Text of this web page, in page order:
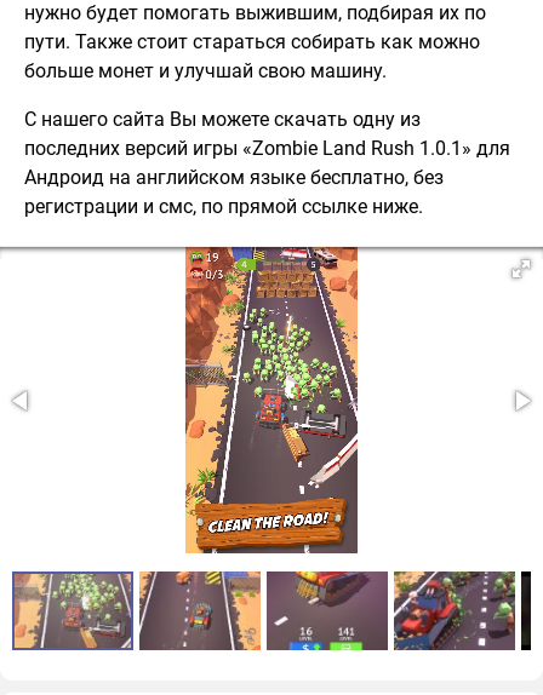
нужно будет помогать выжившим, подбирая их по
пути. Также стоит стараться собирать как можно
больше монет и улучшай свою машину.
С нашего сайта Вы можете скачать одну из
последних версий игры «Zombie Land Rush 1.0.1» для
Андроид на английском языке бесплатно, без
регистрации и смс, по прямой ссылке ниже.